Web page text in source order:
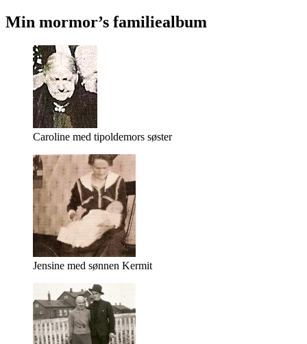
Min mormor’s familiealbum
Caroline med tipoldemors søster
Jensine med sønnen Kermit